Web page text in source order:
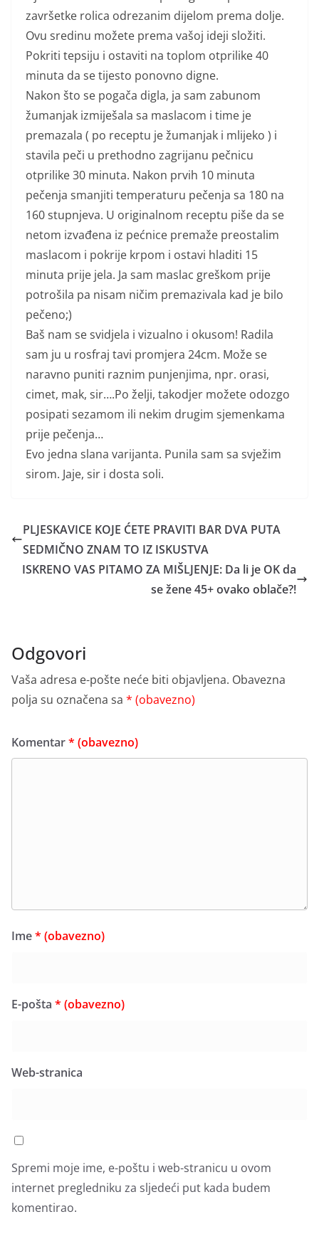
završetke rolica odrezanim dijelom prema dolje.
Ovu sredinu možete prema vašoj ideji složiti.
Pokriti tepsiju i ostaviti na toplom otprilike 40
minuta da se tijesto ponovno digne.
Nakon što se pogača digla, ja sam zabunom
žumanjak izmiješala sa maslacom i time je
premazala ( po receptu je žumanjak i mlijeko ) i
stavila peči u prethodno zagrijanu pečnicu
otprilike 30 minuta. Nakon prvih 10 minuta
pečenja smanjiti temperaturu pečenja sa 180 na
160 stupnjeva. U originalnom receptu piše da se
netom izvađena iz pećnice premaže preostalim
maslacom i pokrije krpom i ostavi hladiti 15
minuta prije jela. Ja sam maslac greškom prije
potrošila pa nisam ničim premazivala kad je bilo
pečeno;)
Baš nam se svidjela i vizualno i okusom! Radila
sam ju u rosfraj tavi promjera 24cm. Može se
naravno puniti raznim punjenjima, npr. orasi,
cimet, mak, sir….Po želji, takodjer možete odozgo
posipati sezamom ili nekim drugim sjemenkama
prije pečenja…
Evo jedna slana varijanta. Punila sam sa svježim
sirom. Jaje, sir i dosta soli.
PLJESKAVICE KOJE ĆETE PRAVITI BAR DVA PUTA
SEDMIČNO ZNAM TO IZ ISKUSTVA
ISKRENO VAS PITAMO ZA MIŠLJENJE: Da li je OK da
se žene 45+ ovako oblače?!
Odgovori
Vaša adresa e-pošte neće biti objavljena. Obavezna
polja su označena sa * (obavezno)
Komentar* (obavezno)
Ime* (obavezno)
E-pošta * (obavezno)
Web-stranica
Spremi moje ime, e-poštu i web-stranicu u ovom
internet pregledniku za sljedeći put kada budem
komentirao.